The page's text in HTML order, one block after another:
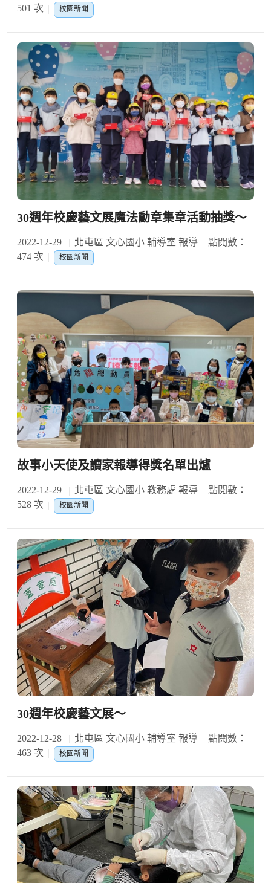
501 次
校園新聞
30週年校慶藝文展魔法勳章集章活動抽獎～
2022-12-29 北屯區 文心國小 輔導室 報導
點閱數：
474 次
校園新聞
故事小天使及讀家報導得獎名單出爐
2022-12-29 北屯區 文心國小 教務處 報導
點閱數：
528 次
校園新聞
30週年校慶藝文展～
2022-12-28 北屯區 文心國小 輔導室 報導
點閱數：
463 次
校園新聞